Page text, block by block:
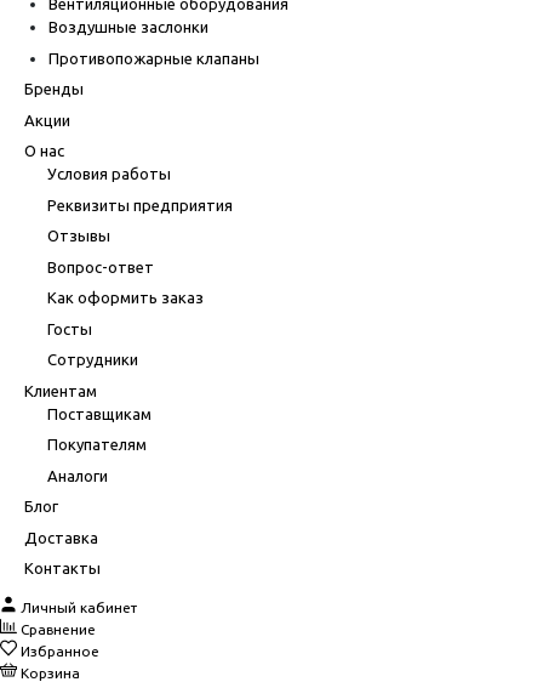
Вентиляционные оборудования
Воздушные заслонки
Противопожарные клапаны
Бренды
Акции
О нас
Условия работы
Реквизиты предприятия
Отзывы
Вопрос-ответ
Как оформить заказ
Госты
Сотрудники
Клиентам
Поставщикам
Покупателям
Аналоги
Блог
Доставка
Контакты
Личный кабинет
Сравнение
Избранное
Корзина